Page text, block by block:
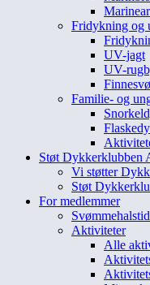
Fridykning og
UV-jagt
UV-
Familie- og
Støt
Vi støtter
Støt
For medlemmer
Aktiviteter
Alle